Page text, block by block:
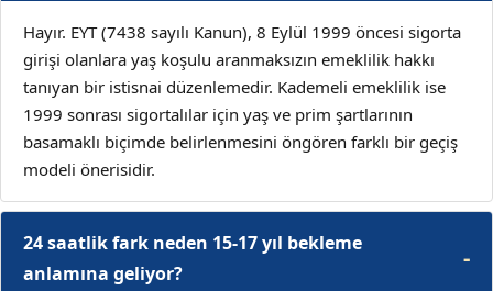
Hayır. EYT (7438 sayılı Kanun), 8 Eylül 1999 öncesi sigorta
girişi olanlara yaş koşulu aranmaksızın emeklilik hakkı
tanıyan bir istisnai düzenlemedir. Kademeli emeklilik ise
1999 sonrası sigortalılar için yaş ve prim şartlarının
basamaklı biçimde belirlenmesini öngören farklı bir geçiş
modeli önerisidir.
24 saatlik fark neden 15-17 yıl bekleme
anlamına geliyor?